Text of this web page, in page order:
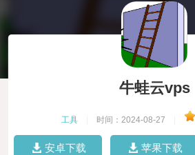
牛蛙云vps
工具 时间：2024-08-27
安卓下载 苹果下载